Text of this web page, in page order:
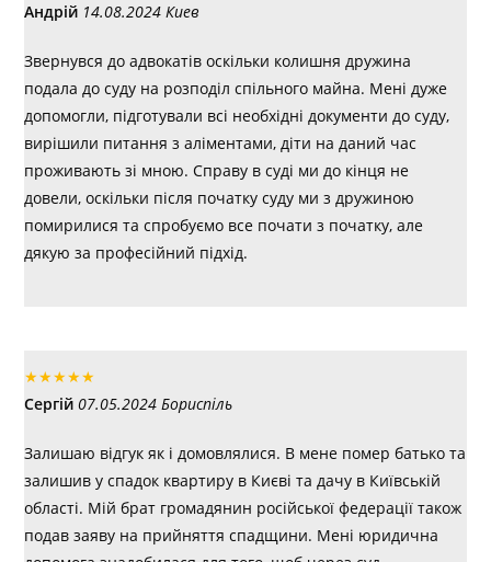
Андрій 14.08.2024 Киев
Звернувся до адвокатів оскільки колишня дружина
подала до суду на розподіл спільного майна. Мені дуже
допомогли, підготували всі необхідні документи до суду,
вирішили питання з аліментами, діти на даний час
проживають зі мною. Справу в суді ми до кінця не
довели, оскільки після початку суду ми з дружиною
помирилися та спробуємо все почати з початку, але
дякую за професійний підхід.
★★★★★
Сергій 07.05.2024 Бориспіль
Залишаю відгук як і домовлялися. В мене помер батько та
залишив у спадок квартиру в Києві та дачу в Київській
області. Мій брат громадянин російської федерації також
подав заяву на прийняття спадщини. Мені юридична